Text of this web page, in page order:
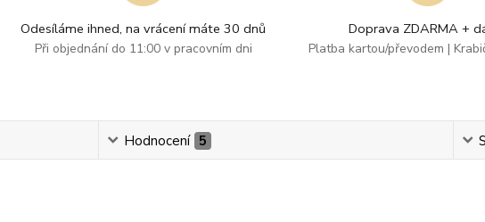
Odesíláme ihned, na vrácení máte 30 dnů
Při objednání do 11:00 v pracovním dni
Doprava ZDARMA +
Platba kartou/převodem |
Hodnocení 5